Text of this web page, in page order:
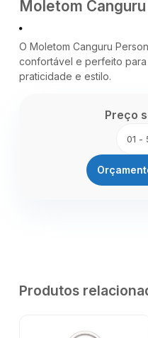
Moletom Canguru
O Moletom Canguru
confortável e perfeito
praticidade e estilo.
Preço
Produtos